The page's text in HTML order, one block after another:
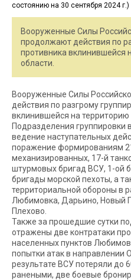
Вооруженные Силы
продолжают действия по
противника вклинившейся
области.
Вооруженные Силы
действия по разгрому
вклинившейся на территорию
Подразделения группировки
ведение наступательных
поражение формированиям
механизированных, 17-й
штурмовых бригад ВСУ, 1-ой
бригады морской пехоты, а
территориальной обороны в
Любимовка, Дарьино, Новый
Плехово.
Также за прошедшие сутки
отражены две контратаки
населенных пунктов
попытки атак в направлении
результате ВСУ потеряли до
ранеными, две боевые